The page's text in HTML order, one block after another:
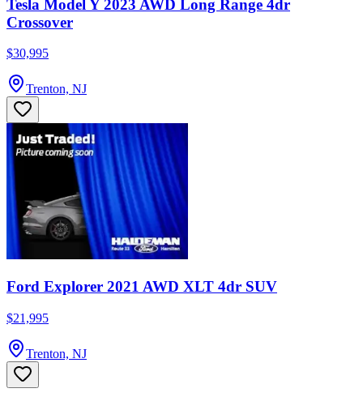
Tesla Model Y 2023 AWD Long Range 4dr
Crossover
$30,995
Trenton, NJ
Ford Explorer 2021 AWD XLT 4dr SUV
$21,995
Trenton, NJ